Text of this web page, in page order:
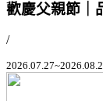
歡慶父親節｜
/